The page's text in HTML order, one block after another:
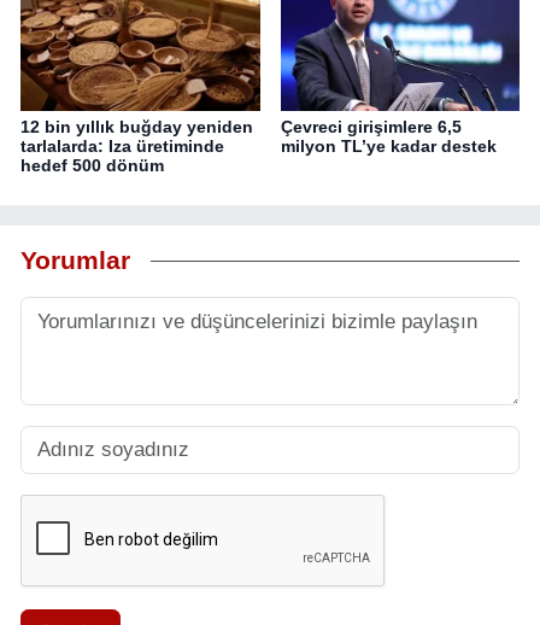
12 bin yıllık buğday yeniden
tarlalarda: Iza üretiminde
hedef 500 dönüm
Çevreci girişimlere 6,5
milyon TL’ye kadar destek
Yorumlar